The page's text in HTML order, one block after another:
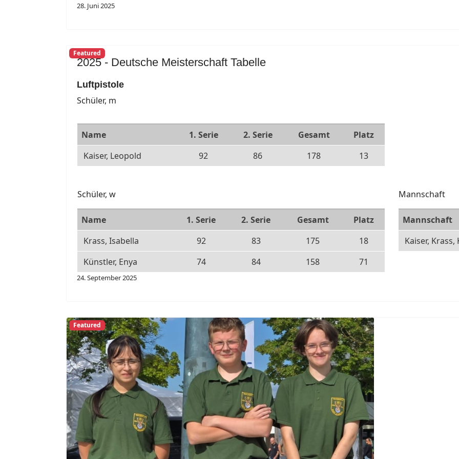
28. Juni 2025
Featured
2025 - Deutsche Meisterschaft Tabelle
Luftpistole
Schüler, m
Name 1. Serie 2. Serie Gesamt
Platz
Kaiser, Leopold
92 86 178 13
Schüler, w
Name 1. Serie 2. Serie Gesamt
Platz
Krass, Isabella
92 83 175
18
Künstler, Enya
74 84 158 71
Mannschaft
Mannschaft
Kaiser,
24. September 2025
Featured